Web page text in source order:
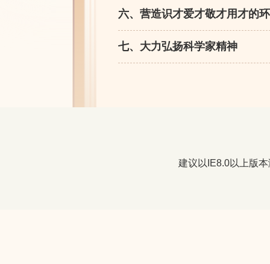
六、营造识才爱才敬才用才的
七、大力弘扬科学家精神
建议以IE8.0以上版